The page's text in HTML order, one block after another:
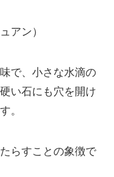
アン）
で、小さな水滴の
い石にも穴を開け
。
らすことの象徴で